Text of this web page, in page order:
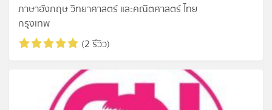
ภาษาอังกฤษ วิทยาศาสตร์ และคณิตศาสตร์ ไทย
กรุงเทพ
(2 รีวิว)